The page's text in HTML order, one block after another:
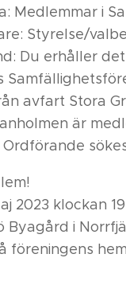
Medlemmar i
Styrelse/
Du erhåller
avfart Stora
är
2023 klockan
Byagård i
föreningens